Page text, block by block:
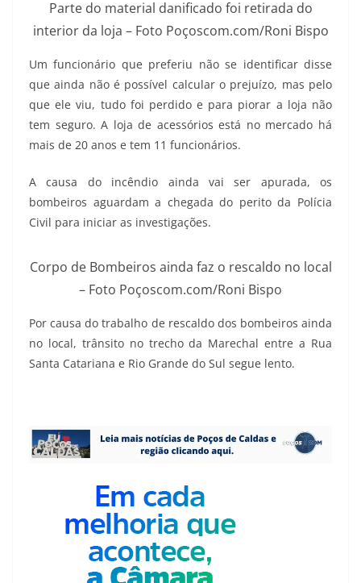
Parte do material danificado foi retirada do
interior da loja – Foto Poçoscom.com/Roni Bispo
Um funcionário que preferiu não se identificar disse
que ainda não é possível calcular o prejuízo, mas pelo
que ele viu, tudo foi perdido e para piorar a loja não
tem seguro. A loja de acessórios está no mercado há
mais de 20 anos e tem 11 funcionários.
A causa do incêndio ainda vai ser apurada, os
bombeiros aguardam a chegada do perito da Polícia
Civil para iniciar as investigações.
Corpo de Bombeiros ainda faz o rescaldo no local
– Foto Poçoscom.com/Roni Bispo
Por causa do trabalho de rescaldo dos bombeiros ainda
no local, trânsito no trecho da Marechal entre a Rua
Santa Catariana e Rio Grande do Sul segue lento.